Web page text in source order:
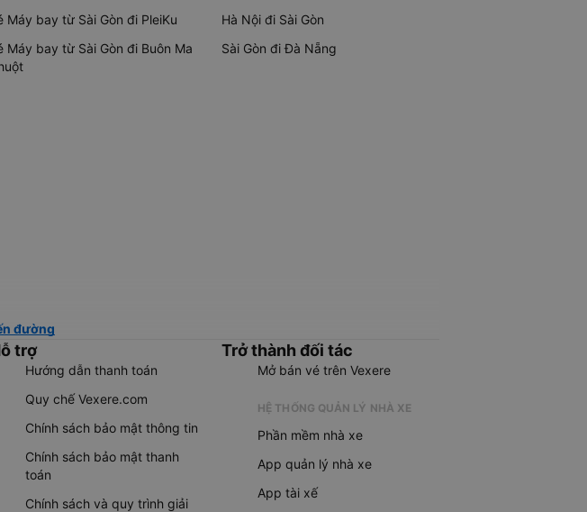
Máy bay từ Sài Gòn đi PleiKu
Máy bay từ Sài Gòn đi Buôn Ma
Hà Nội đi Sài Gòn
Sài Gòn đi Đà Nẵng
đường
trợ
Hướng dẫn thanh toán
Quy chế Vexere.com
Chính sách bảo mật thông tin
Chính sách bảo mật thanh
toán
Chính sách và quy trình giải
Trở thành đối tác
Mở bán vé trên Vexere
HỆ THỐNG QUẢN LÝ NHÀ XE
Phần mềm nhà xe
App quản lý nhà xe
App tài xế